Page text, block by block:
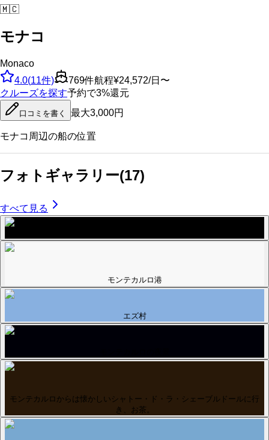
🇲🇨
モナコ
Monaco
4.0(11件) 769件航程¥24,572/日〜
クルーズを探す予約で3%還元
口コミを書く 最大3,000円
モナコ 周辺の船の位置
フォトギャラリー(17)
すべて見る
モンテカルロ港
エズ村
モンテカルロからは懐かしいシャトー・ド・ラ・シェーブルドールに行
き、お茶。